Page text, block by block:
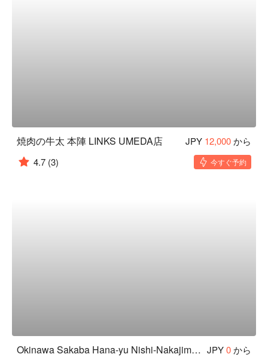
焼肉の牛太 本陣 LINKS UMEDA店 JPY 12,000から
4.7 (3) 今すぐ予約
Okinawa Sakaba Hana-yu Nishi-Nakajima Minamigata-ten JPY0から